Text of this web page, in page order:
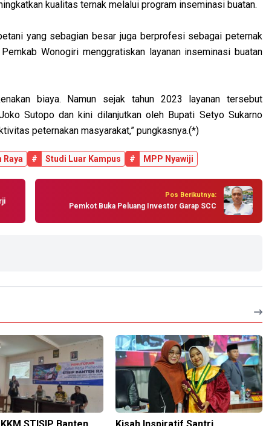
kualitas ternak melalui program inseminasi buatan.
yang sebagian besar juga berprofesi sebagai peternak
Wonogiri menggratiskan layanan inseminasi buatan
biaya. Namun sejak tahun 2023 layanan tersebut
Sutopo dan kini dilanjutkan oleh Bupati Setyo Sukarno
peternakan masyarakat,” pungkasnya.(*)
Raya # Studi Luar Kampus # MPP Nyawiji
Pos Berikutnya:
Pemkot Buka Peluang Investor Garap SCC